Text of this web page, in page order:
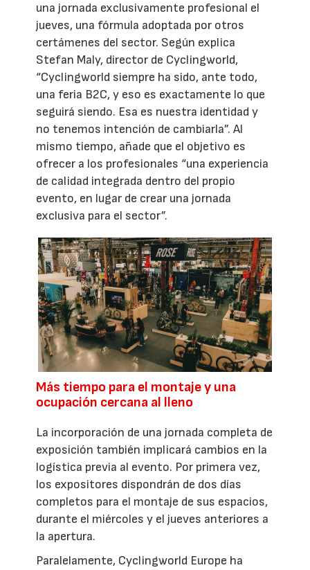
una jornada exclusivamente profesional el
jueves, una fórmula adoptada por otros
certámenes del sector. Según explica
Stefan Maly, director de Cyclingworld,
“Cyclingworld siempre ha sido, ante todo,
una feria B2C, y eso es exactamente lo que
seguirá siendo. Esa es nuestra identidad y
no tenemos intención de cambiarla”. Al
mismo tiempo, añade que el objetivo es
ofrecer a los profesionales “una experiencia
de calidad integrada dentro del propio
evento, en lugar de crear una jornada
exclusiva para el sector”.
Más tiempo para el montaje y una
ocupación cercana al lleno
La incorporación de una jornada completa de
exposición también implicará cambios en la
logística previa al evento. Por primera vez,
los expositores dispondrán de dos días
completos para el montaje de sus espacios,
durante el miércoles y el jueves anteriores a
la apertura.
Paralelamente, Cyclingworld Europe ha